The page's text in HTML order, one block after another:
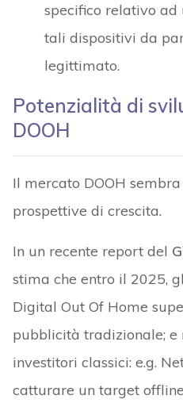
specifico relativo ad
tali dispositivi da
legittimato.
Potenzialità di
DOOH
Il mercato DOOH
prospettive di crescita.
In un recente report del
stima che entro il 2025,
Digital Out Of Home
pubblicità tradizionale; e
investitori classici: e.g.
catturare un target